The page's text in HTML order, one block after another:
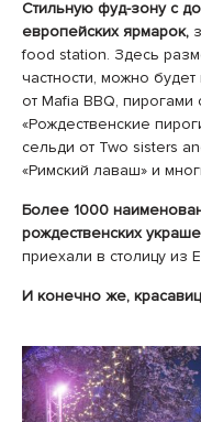
Стильную фуд-зону с
европейских ярмарок,
food station. Здесь
частности, можно
от Mafia BBQ,
«Рождественские
сельди от Two sisters
«Римский лаваш» и
Более 1000
рождественских
приехали в столицу из
И конечно же,